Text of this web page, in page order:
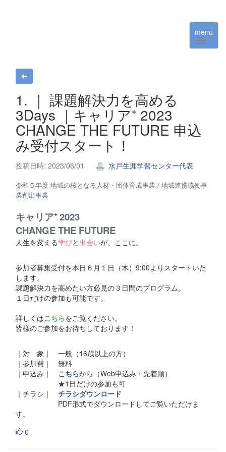
menu
1. ｜ 課題解決力を高める
3Days ｜キャリア⁺ 2023
CHANGE THE FUTURE 申込
み受付スタート！
投稿日時: 2023/06/01 水戸生涯学習センター代表
令和５年度 地域の核となる人材・団体育成事業 / 地域連携協働事
業創出事業
キャリア⁺ 2023
CHANGE THE FUTURE
人生を変える学びと 出会いが、ここに。
参加者募集受付を本日６月１日（木）9:00よりスタートいた
します。
課題解決力を高めたい方必見の３日間のプログラム。
１日だけの参加も可能です。
詳しくはこちらをご覧ください。
皆様のご参加をお待ちしております！
｜対 象｜ 一般（16歳以上の方）
｜参加費｜ 無料
｜申込み｜ こちらから（Web申込み・先着順）
★1日だけの参加も可
｜チラシ｜ チラシダウンロード
PDF形式でダウンロードしてご覧いただけま
す。
0